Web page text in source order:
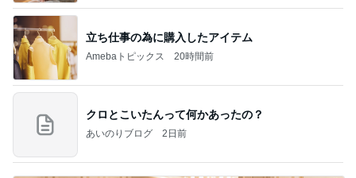
立ち仕事の為に購入したアイテム
Amebaトピックス 20時間前
クロとこいたんって何かあったの？
あいのりブログ 2日前